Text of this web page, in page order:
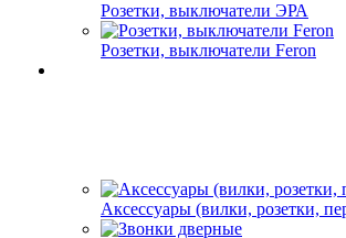
Розетки, выключатели ЭРА
Розетки, выключатели Feron
Аксессуары (вилки, розетки,